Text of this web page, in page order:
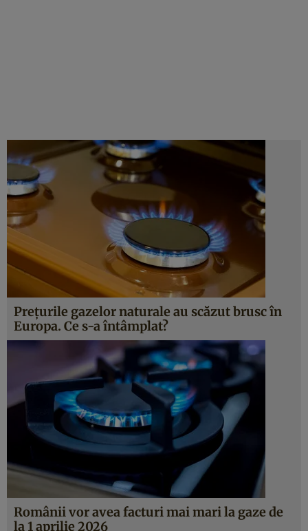
Prețurile gazelor naturale au scăzut brusc în
Europa. Ce s-a întâmplat?
Românii vor avea facturi mai mari la gaze de
la 1 aprilie 2026